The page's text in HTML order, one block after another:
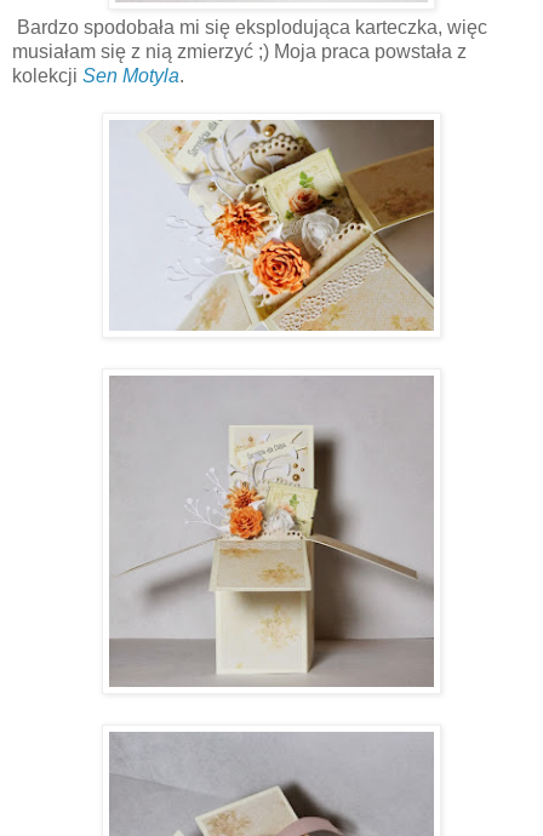
Bardzo spodobała mi się eksplodująca karteczka, więc
musiałam się z nią zmierzyć ;) Moja praca powstała z
kolekcji Sen Motyla.